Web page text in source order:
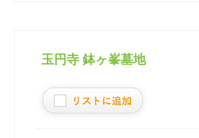
玉円寺 鉢ヶ峯墓地